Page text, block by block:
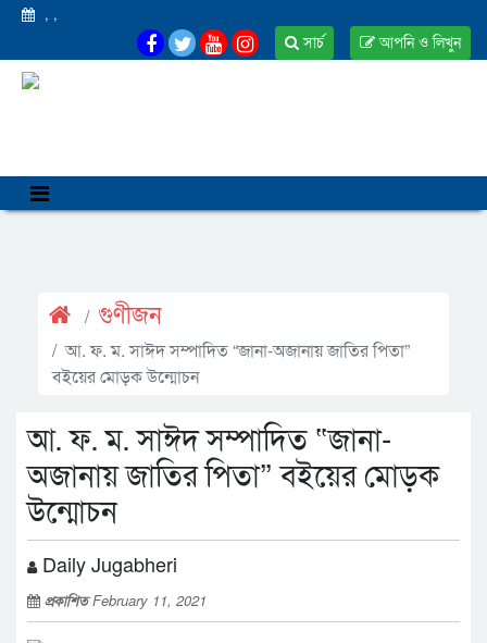
, ,
আপনি ও লিখুন
সার্চ
গুণীজন
আ. ফ. ম. সাঈদ সম্পাদিত “জানা-অজানায় জাতির পিতা”
বইয়ের মোড়ক উন্মোচন
আ. ফ. ম. সাঈদ সম্পাদিত “জানা-
অজানায় জাতির পিতা” বইয়ের মোড়ক
উন্মোচন
Daily Jugabheri
প্রকাশিতFebruary 11, 2021